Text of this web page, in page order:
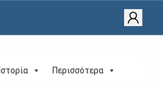
Ιστορία Περισσότερα